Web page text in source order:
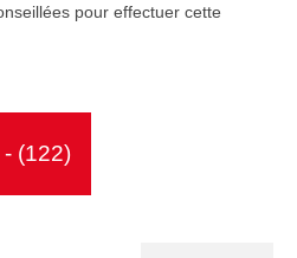
pour effectuer cette
(122)